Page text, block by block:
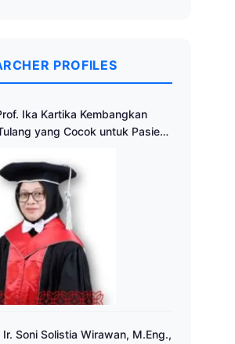
PROFILES
Ika Kartika Kembangkan
yang Cocok untuk Pasien
Ir. Soni Solistia Wirawan, M.Eng.,